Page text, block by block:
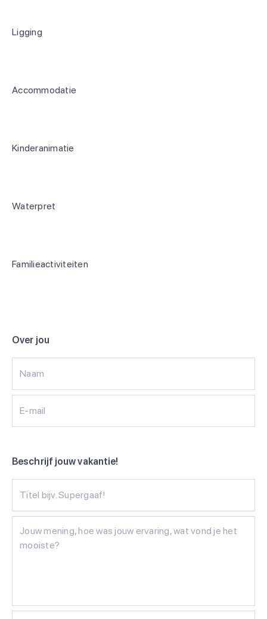
Ligging
Accommodatie
Kinderanimatie
Waterpret
Familieactiviteiten
Over jou
Naam
E-mail
Beschrijf jouw vakantie!
Titel bijv. Supergaaf!